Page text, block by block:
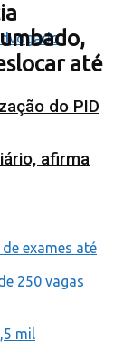
do PID
afirma
até